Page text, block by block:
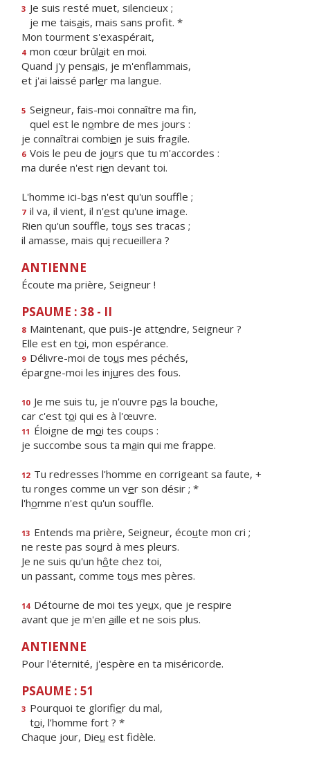
3 Je suis resté muet, silencieux ;
je me taisais, mais sans profit. *
Mon tourment s'exaspérait,
4 mon cœur brûlait en moi.
Quand j'y pensais, je m'enflammais,
et j'ai laissé parler ma langue.
5 Seigneur, fais-moi connaître ma fin,
quel est le nombre de mes jours :
je connaîtrai combien je suis fragile.
6 Vois le peu de jours que tu m'accordes :
ma durée n'est rien devant toi.
L'homme ici-bas n'est qu'un souffle ;
7 il va, il vient, il n'est qu'une image.
Rien qu'un souffle, tous ses tracas ;
il amasse, mais qui recueillera ?
ANTIENNE
Écoute ma prière, Seigneur !
PSAUME : 38 - II
8 Maintenant, que puis-je attendre, Seigneur ?
Elle est en toi, mon espérance.
9 Délivre-moi de tous mes péchés,
épargne-moi les injures des fous.
10 Je me suis tu, je n'ouvre pas la bouche,
car c'est toi qui es à l'œuvre.
11 Éloigne de moi tes coups :
je succombe sous ta main qui me frappe.
12 Tu redresses l'homme en corrigeant sa faute, +
tu ronges comme un ver son désir ; *
l'homme n'est qu'un souffle.
13 Entends ma prière, Seigneur, écoute mon cri ;
ne reste pas sourd à mes pleurs.
Je ne suis qu'un hôte chez toi,
un passant, comme tous mes pères.
14 Détourne de moi tes yeux, que je respire
avant que je m'en aille et ne sois plus.
ANTIENNE
Pour l'éternité, j'espère en ta miséricorde.
PSAUME : 51
3 Pourquoi te glorifier du mal,
toi, l’homme fort ? *
Chaque jour, Dieu est fidèle.